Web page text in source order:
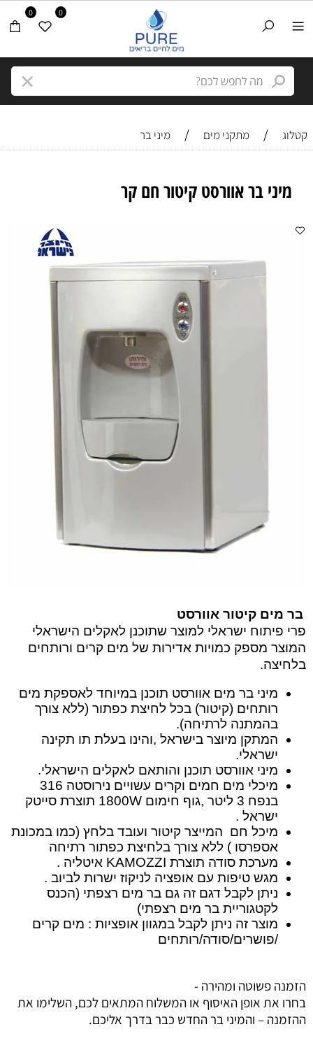
0 0
קטלוג / מתקני מים / מיני בר
מיני בר אוורסט קיטור חם קר
בר מים קיטור אוורסט
פרי פיתוח ישראלי למוצר שתוכנן לאקלים הישראלי
המוצר מספק כמויות אדירות של מים קרים ורותחים
בלחיצה.
מיני בר מים אוורסט תוכנן במיוחד לאספקת מים
רותחים (קיטור) בכל לחיצת כפתור (ללא צורך
בהמתנה לרתיחה).
המתקן מיוצר בישראל ,והינו בעלת תו תקינה
ישראלי.
מיני אוורסט תוכנן והותאם לאקלים הישראלי.
מיכלי מים חמים וקרים עשויים נירוסטה 316
בנפח 3 ליטר ,גוף חימום 1800W תוצרת סייטק
ישראל .
מיכל חם המייצר קיטור ועובד בלחץ (כמו במכונת
אספרסו ) ללא צורך בלחיצת כפתור רתיחה
מערכת סודה תוצרת KAMOZZI איטליה .
מגש טיפות עם אופציה לניקוז ישרות לביוב .
ניתן לקבל דגם זה גם בר מים רצפתי (הכנס
לקטגוריית בר מים רצפתי)
מוצר זה ניתן לקבל במגוון אופציות : מים קרים
/פושרים/סודה/רותחים
הזמנה פשוטה ומהירה -
בחרו את אופן האיסוף או המשלוח המתאים לכם, השלימו את
ההזמנה – והמיני בר החדש כבר בדרך אליכם.